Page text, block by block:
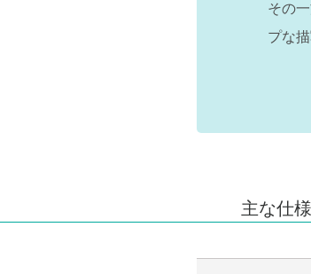
その
プな
主な仕様